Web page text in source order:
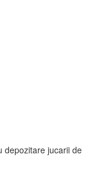
depozitare jucarii de